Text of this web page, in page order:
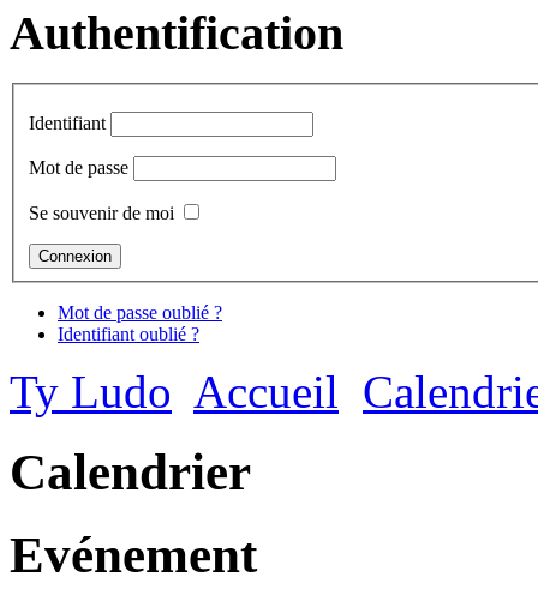
Authentification
Identifiant
Mot de passe
Se souvenir de moi
Mot de passe oublié ?
Identifiant oublié ?
Ty Ludo Accueil
Calendrier
Evénement